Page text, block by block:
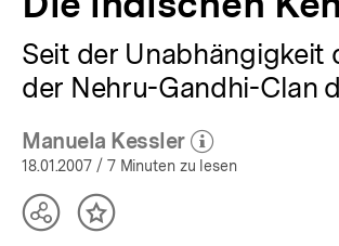
Seit der Unabhängigkeit
der Nehru-Gandhi-Clan
Manuela Kessler
(Mehr zum Autor)
öffnen
18.01.2007 / 7 Minuten zu lesen
TeilenInhalt